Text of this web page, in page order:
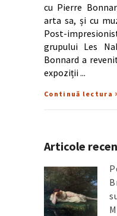
cu Pierre
arta sa, și cu
Post-
grupului Les
Bonnard a
expoziții
Continuă lectura
Articole